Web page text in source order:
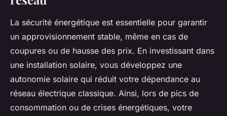
La sécurité énergétique est essentielle pour garantir
un approvisionnement stable, même en cas de
coupures ou de hausse des prix. En investissant dans
une installation solaire, vous développez une
autonomie solaire qui réduit votre dépendance au
réseau électrique classique. Ainsi, lors de pics de
consommation ou de crises énergétiques, votre